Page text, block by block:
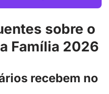
sobre o
Família 2026
recebem no